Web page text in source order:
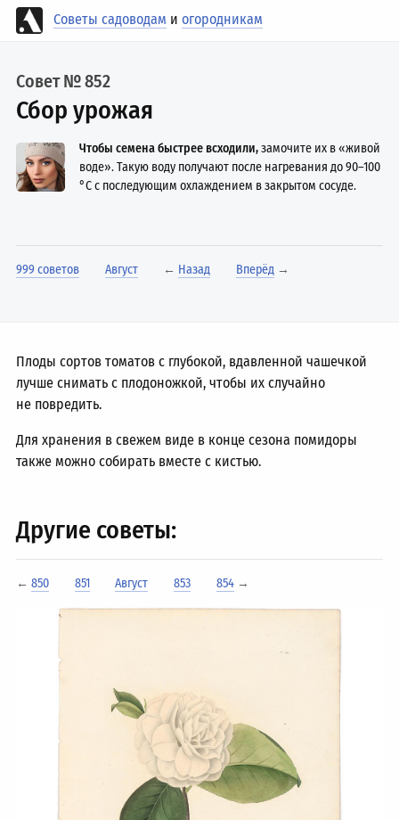
Советы садоводам иогородникам
Совет № 852
Сбор урожая
Чтобы семена быстрее всходили,замочите их в «живой
воде». Такую воду получают после нагревания до90–100
°C с последующим охлаждением в закрытом сосуде.
999 советов Август ← Назад Вперёд→
Плоды сортов томатов с глубокой, вдавленной чашечкой
лучше снимать с плодоножкой, чтобы их случайно
не повредить.
Для хранения в свежем виде в конце сезона помидоры
также можно собирать вместе с кистью.
Другие советы:
←850 851 Август 853 854→